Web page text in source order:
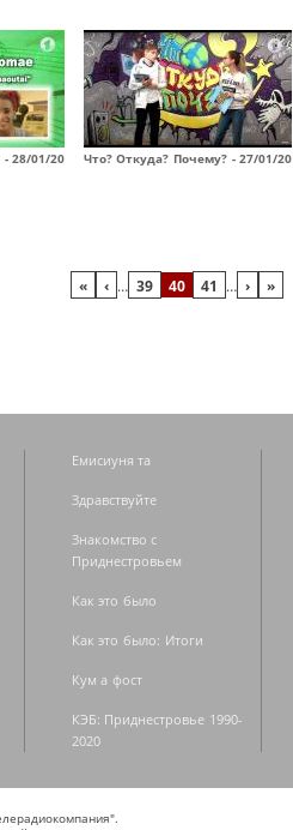
28/01/20 Что? Откуда? Почему? - 27/01/20
« ‹ … 39 40 41 … › »
Емисиуня та
Здравствуйте
Знакомство с
Приднестровьем
Как это было
Как это было: Итоги
Кум а фост
КЭБ: Приднестровье 1990-
2020